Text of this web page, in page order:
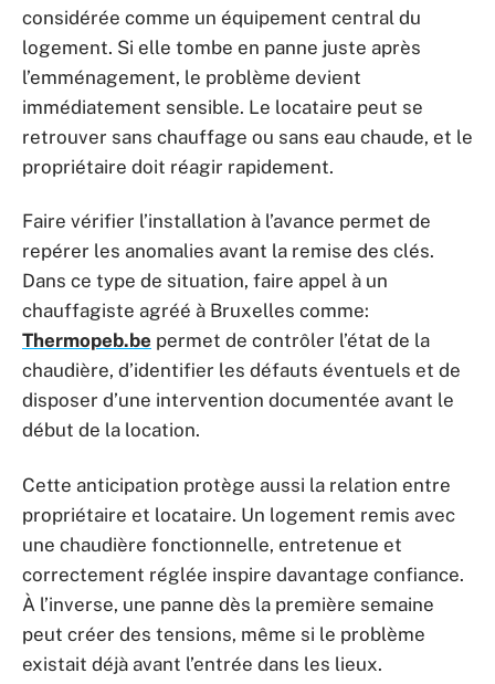
considérée comme un équipement central du
logement. Si elle tombe en panne juste après
l’emménagement, le problème devient
immédiatement sensible. Le locataire peut se
retrouver sans chauffage ou sans eau chaude, et le
propriétaire doit réagir rapidement.
Faire vérifier l’installation à l’avance permet de
repérer les anomalies avant la remise des clés.
Dans ce type de situation, faire appel à un
chauffagiste agréé à Bruxelles comme:
Thermopeb.be permet de contrôler l’état de la
chaudière, d’identifier les défauts éventuels et de
disposer d’une intervention documentée avant le
début de la location.
Cette anticipation protège aussi la relation entre
propriétaire et locataire. Un logement remis avec
une chaudière fonctionnelle, entretenue et
correctement réglée inspire davantage confiance.
À l’inverse, une panne dès la première semaine
peut créer des tensions, même si le problème
existait déjà avant l’entrée dans les lieux.